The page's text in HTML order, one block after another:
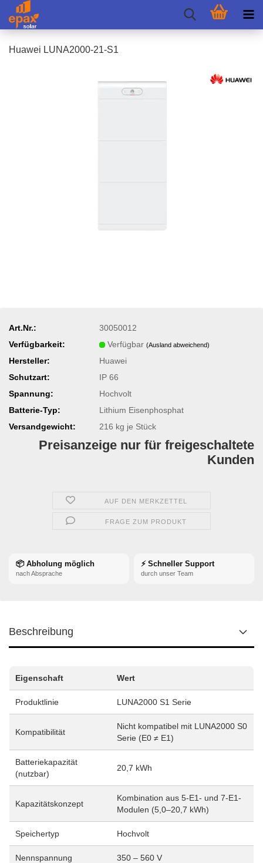
Hua­wei LUNA2000-​21-S1
Art.Nr.:
30050012
Verfügbarkeit:
Verfügbar (Ausland abweichend)
Hersteller:
Huawei
Schutzart:
IP 66
Spannung:
Hochvolt
Batterie-Typ:
Lithium Eisenphosphat
Versandgewicht:
216 kg je Stück
Preisanzeige nur für freigeschaltete
Kunden
AUF DEN MERKZETTEL
FRAGE ZUM PRODUKT
📦 Abholung möglich
nach Absprache
⚡ Schneller Support
durch unser Team
Beschreibung
Eigenschaft Wert
Produktlinie LUNA2000 S1 Serie
Kompatibilität
Nicht kompatibel mit LUNA2000 S0
Serie (E0 ≠ E1)
Batteriekapazität
(nutzbar)
20,7 kWh
Kapazitätskonzept
Kombination aus 5-E1- und 7-E1-
Modulen (5,0–20,7 kWh)
Speichertyp Hochvolt
Nennspannung 350 – 560 V